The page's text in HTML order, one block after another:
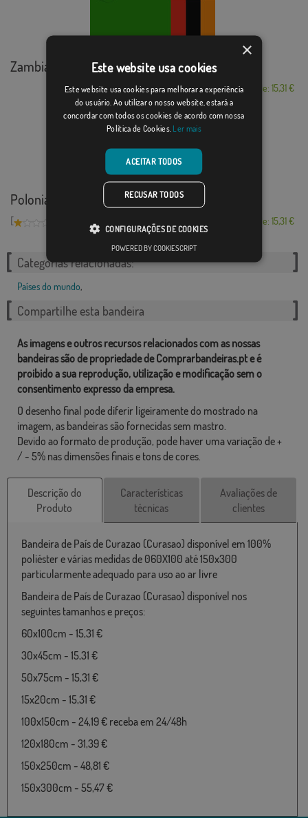
Zambia
Desde: 15,31 €
Polonia C/E
[ Desde: 15,31 €
Categorias relacionadas:
Países do mundo,
Compartilhe esta bandeira
As imagens e outros recursos relacionados com as nossas
bandeiras são de propriedade de Comprarbandeiras.pt e é
proibido a sua reprodução, utilização e modificação sem o
consentimento expresso da empresa.
O desenho final pode diferir ligeiramente do mostrado na
imagem, as bandeiras são fornecidas sem mastro.
Devido ao formato de produção, pode haver uma variação de +
/ - 5% nas dimensões finais e tons de cores.
Descrição do
Produto
Características
técnicas
Avaliações de
clientes
Bandeira de País de Curazao (Curasao) disponível em 100%
poliéster e várias medidas de 060X100 até 150x300
particularmente adequado para uso ao ar livre
Bandeira de País de Curazao (Curasao) disponível nos
seguintes tamanhos e preços:
60x100cm - 15,31 €
30x45cm - 15,31 €
50x75cm - 15,31 €
15x20cm - 15,31 €
100x150cm - 24,19 € receba em 24/48h
120x180cm - 31,39 €
150x250cm - 48,81 €
150x300cm - 55,47 €
×
Este website usa cookies
Este website usa cookies para melhorar a experiência
do usuário. Ao utilizar o nosso website, estará a
concordar com todos os cookies de acordo com nossa
Política de Cookies. Ler mais
ACEITAR TODOS
RECUSAR TODOS
CONFIGURAÇÕES DE COOKIES
POWERED BY COOKIESCRIPT